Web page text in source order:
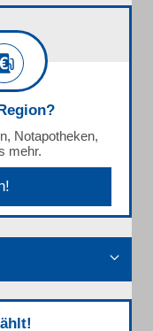
Notapotheken,
mehr.